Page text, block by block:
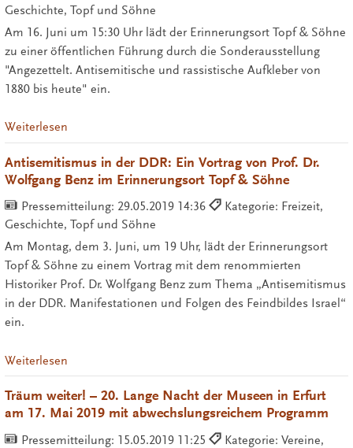
Geschichte, Topf und Söhne
Am 16. Juni um 15:30 Uhr lädt der Erinnerungsort Topf & Söhne
zu einer öffentlichen Führung durch die Sonderausstellung
"Angezettelt. Antisemitische und rassistische Aufkleber von
1880 bis heute" ein.
Weiterlesen
Antisemitismus in der DDR: Ein Vortrag von Prof. Dr.
Wolfgang Benz im Erinnerungsort Topf & Söhne
Pressemitteilung: 29.05.2019 14:36
Kategorie: Freizeit,
Geschichte, Topf und Söhne
Am Montag, dem 3. Juni, um 19 Uhr, lädt der Erinnerungsort
Topf & Söhne zu einem Vortrag mit dem renommierten
Historiker Prof. Dr. Wolfgang Benz zum Thema „Antisemitismus
in der DDR. Manifestationen und Folgen des Feindbildes Israel“
ein.
Weiterlesen
Träum weiter! – 20. Lange Nacht der Museen in Erfurt
am 17. Mai 2019 mit abwechslungsreichem Programm
Pressemitteilung: 15.05.2019 11:25
Kategorie: Vereine,